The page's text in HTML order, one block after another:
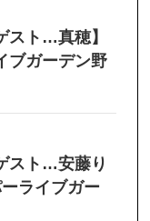
スト…真穂】
ブガーデン野
スト…安藤り
ライブガー